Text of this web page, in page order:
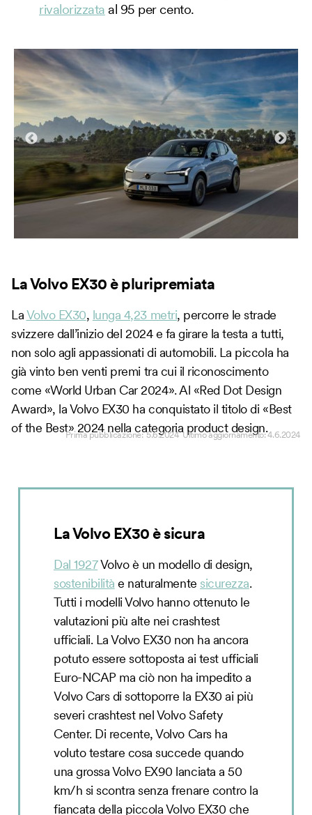
rivalorizzata al 95 per cento.
La Volvo EX30 è pluripremiata
LaVolvo EX30, lunga 4,23 metri, percorre le strade
svizzere dall’inizio del 2024 e fa girare la testa a tutti,
non solo agli appassionati di automobili. La piccola ha
già vinto ben venti premi tra cui il riconoscimento
come «World Urban Car 2024». Al «Red Dot Design
Award», la Volvo EX30 ha conquistato il titolo di «Best
of the Best» 2024 nella categoria product design.
Prima pubblicazione:5.6.2024Ultimo aggiornamento:4.6.2024
La Volvo EX30 è sicura
Dal 1927Volvo è un modello di design,
sostenibilità e naturalmente sicurezza.
Tutti i modelli Volvo hanno ottenuto le
valutazioni più alte nei crashtest
ufficiali. La Volvo EX30 non ha ancora
potuto essere sottoposta ai test ufficiali
Euro-NCAP ma ciò non ha impedito a
Volvo Cars di sottoporre la EX30 ai più
severi crashtest nel Volvo Safety
Center. Di recente, Volvo Cars ha
voluto testare cosa succede quando
una grossa Volvo EX90 lanciata a 50
km/h si scontra senza frenare contro la
fiancata della piccola Volvo EX30 che